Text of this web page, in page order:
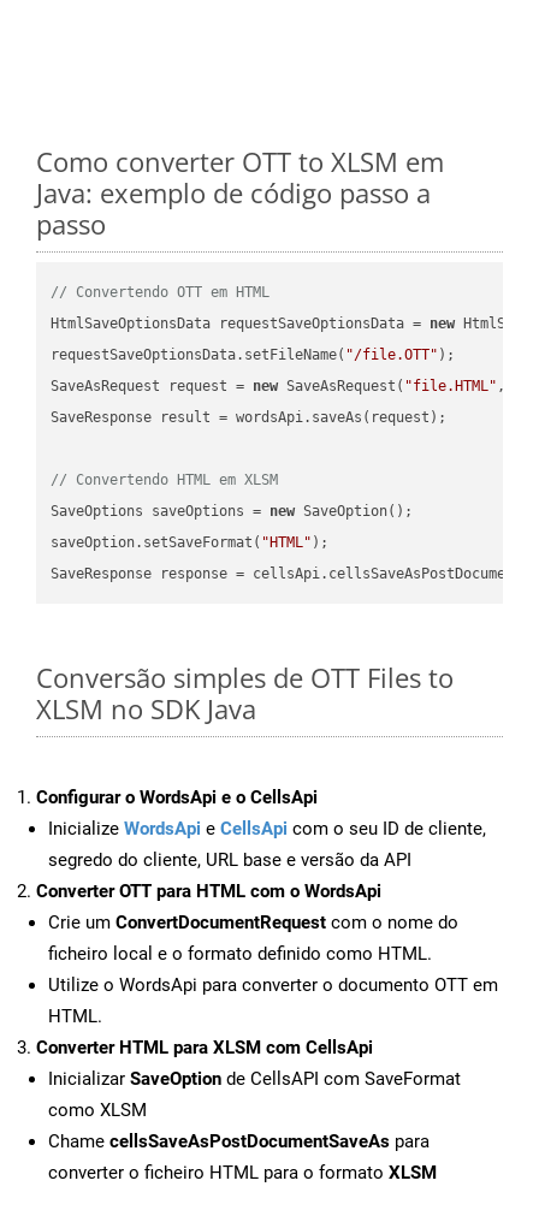
Como converter OTT to XLSM em
Java: exemplo de código passo a
passo
// Convertendo OTT em HTML
HtmlSaveOptionsData requestSaveOptionsData = new
requestSaveOptionsData.setFileName( "/file.OTT" );
SaveAsRequest request = new SaveAsRequest( "file.HTML"
SaveResponse result = wordsApi.saveAs(request);
// Convertendo HTML em XLSM
SaveOptions saveOptions = new SaveOption();
saveOption.setSaveFormat( "HTML" );
SaveResponse response =
Conversão simples de OTT Files to
XLSM no SDK Java
Configurar o WordsApi e o CellsApi
Inicialize WordsApi e CellsApi com o seu ID de cliente,
segredo do cliente, URL base e versão da API
Converter OTT para HTML com o WordsApi
Crie um ConvertDocumentRequest com o nome do
ficheiro local e o formato definido como HTML.
Utilize o WordsApi para converter o documento OTT em
HTML.
Converter HTML para XLSM com CellsApi
Inicializar SaveOption de CellsAPI com SaveFormat
como XLSM
Chame cellsSaveAsPostDocumentSaveAs para
converter o ficheiro HTML para o formato XLSM